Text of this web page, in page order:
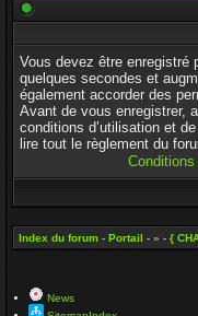
Vous devez être enregistré
quelques secondes et
également accorder des
Avant de vous enregistrer,
conditions d’utilisation et
lire tout le règlement du
Conditions
Index du forum - Portail - » - {
News